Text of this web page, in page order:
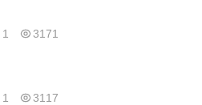
1 3171
1 3117